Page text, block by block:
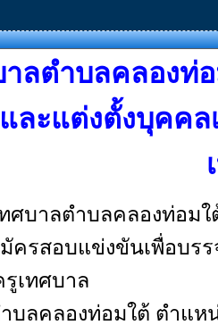
าลตำบลคลองท่
ละแต่งตั้งบุคคล
ศบาลตำบลคลองท่อมใ
มัครสอบแข่งขันเพื่อบร
เทศบาล
บลคลองท่อมใต้ ตำแห